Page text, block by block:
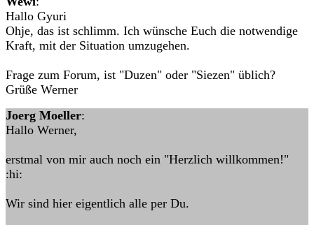
Hallo Gyuri
Ohje, das ist schlimm. Ich wünsche Euch die notwendige
Kraft, mit der Situation umzugehen.
Frage zum Forum, ist "Duzen" oder "Siezen" üblich?
Grüße Werner
Joerg Moeller:
Hallo Werner,
erstmal von mir auch noch ein "Herzlich willkommen!"
:hi:
Wir sind hier eigentlich alle per Du.